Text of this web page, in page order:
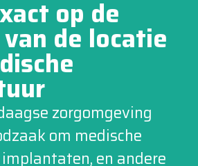
op de
de locatie
zorgomgeving
om medische
en andere